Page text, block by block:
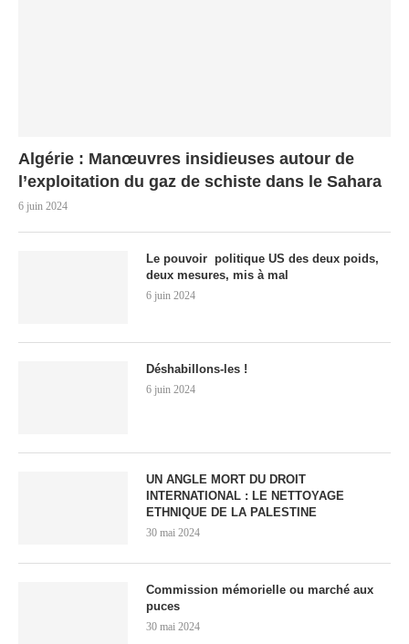
Algérie : Manœuvres insidieuses autour de
l’exploitation du gaz de schiste dans le Sahara
6 juin 2024
Le pouvoir politique US des deux poids,
deux mesures, mis à mal
6 juin 2024
Déshabillons-les !
6 juin 2024
UN ANGLE MORT DU DROIT
INTERNATIONAL : LE NETTOYAGE
ETHNIQUE DE LA PALESTINE
30 mai 2024
Commission mémorielle ou marché aux
puces
30 mai 2024